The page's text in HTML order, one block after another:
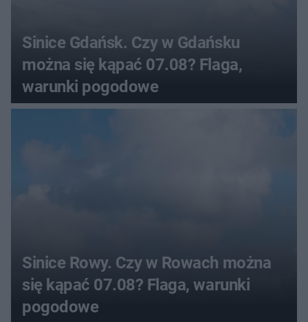
Sinice Gdańsk. Czy w Gdańsku
można się kąpać 07.08? Flaga,
warunki pogodowe
Sinice Rowy. Czy w Rowach można
się kąpać 07.08? Flaga, warunki
pogodowe